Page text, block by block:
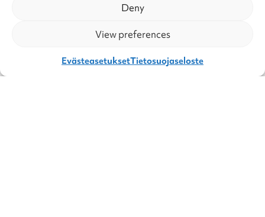
Deny
View preferences
EvästeasetuksetTietosuojaseloste